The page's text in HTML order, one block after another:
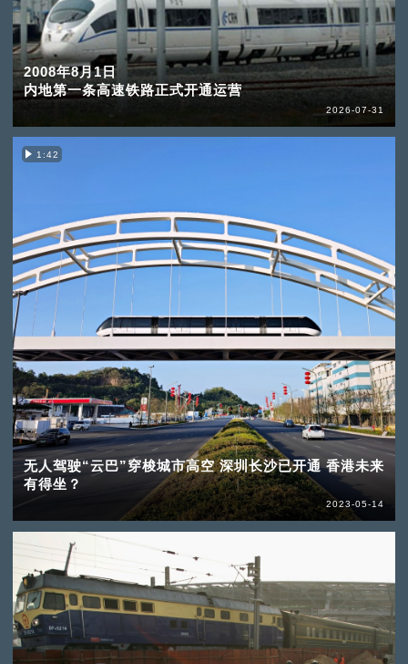
2008年8月1日
内地第一条高速铁路正式开通运营
2026-07-31
1:42
无人驾驶“云巴”穿梭城市高空 深圳长沙已开通 香港未来
有得坐？
2023-05-14